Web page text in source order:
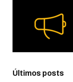
Últimos posts